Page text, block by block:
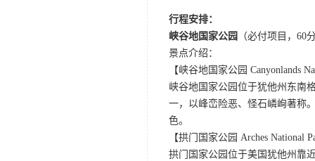
行程安排：
峡谷地国家公园
（必付项目，60
景点介绍：
【峡谷地国家公园 Canyonlands
峡谷地国家公园位于犹他州东南
一，以峰峦险恶、怪石嶙峋著称
色。
【拱门国家公园 Arches National
拱门国家公园位于美国犹他州靠